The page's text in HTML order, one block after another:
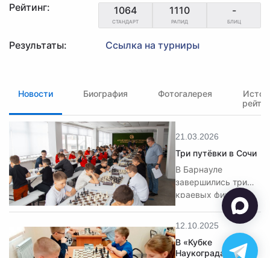
Рейтинг:
1064
СТАНДАРТ
1110
РАПИД
-
БЛИЦ
Результаты: Ссылка на турниры
Новости Биография Фотогалерея
21.03.2026
Три путёвки в Сочи
В Барнауле
завершились три
краевых финала
среди школьных
команд: «Белая
ладья», «Дебют» и
«Шахматное поле».
12.10.2025
В «Кубке
Наукограда»